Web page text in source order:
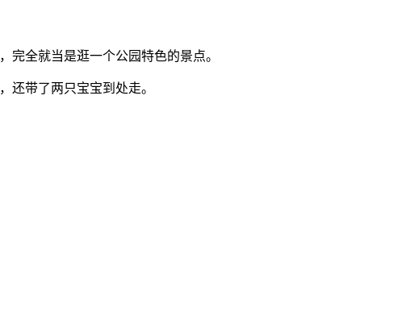
全就当是逛一个公园特色的景点。
还带了两只宝宝到处走。